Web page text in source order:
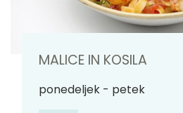
MALICE IN KOSILA
ponedeljek - petek